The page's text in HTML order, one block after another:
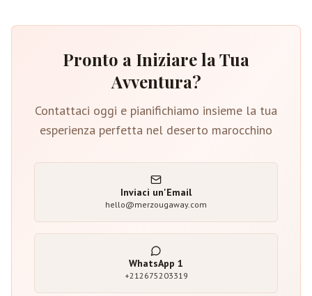
Pronto a Iniziare la Tua
Avventura?
Contattaci oggi e pianifichiamo insieme la tua
esperienza perfetta nel deserto marocchino
Inviaci un'Email
hello@merzougaway.com
WhatsApp 1
+212675203319